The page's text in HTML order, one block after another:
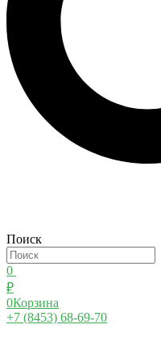
Поиск
0
₽
0Корзина
+7 (8453) 68-69-70